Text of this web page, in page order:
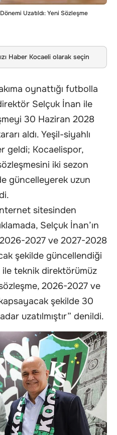
Uzatıldı: Yeni Sözleşme
Haber Kocaeli olarak seçin
oynattığı futbolla
Selçuk İnan ile
30 Haziran 2028
aldı. Yeşil-siyahlı
geldi; Kocaelispor,
iki sezon
güncelleyerek uzun
sitesinden
Selçuk İnan’ın
2027 ve 2027-2028
şekilde güncellendiği
ile teknik direktörümüz
2026-2027 ve
şekilde 30
uzatılmıştır” denildi.